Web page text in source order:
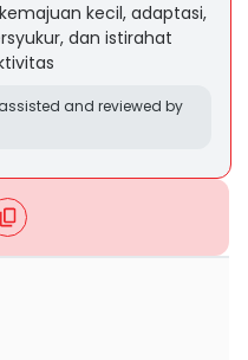
kecil, adaptasi,
dan istirahat
and reviewed by